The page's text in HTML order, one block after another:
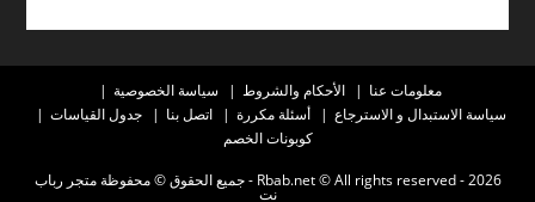
معلومات عنا الأحكام والشروط
سياسة الخصوصية
سياسة الاستبدال و الاسترجاع
أسئلة مكررة اتصل بنا
جدول القياسات
كوبونات الخصم
2026 - Rbab.net © All rights reserved - جميع الحقوق © محفوظة متجر رباب
نت